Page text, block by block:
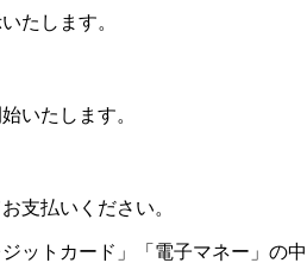
たします。
いたします。
支払いください。
ットカード」「電子マネー」の中